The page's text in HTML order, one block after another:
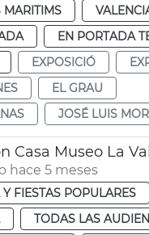
MARITIMS
EN PORTADA
EXPOSICIÓ
EL GRAU
JOSÉ LUIS
hace 5 meses
FIESTAS POPULARES
TODAS LAS